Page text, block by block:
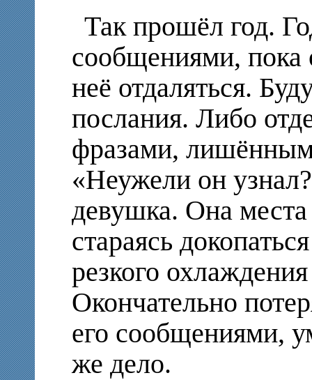
Так прошёл год.
сообщениями, пока
неё отдаляться.
послания. Либо
фразами,
«Неужели он
девушка. Она места
стараясь
резкого
Окончательно
его сообщениями,
же дело.